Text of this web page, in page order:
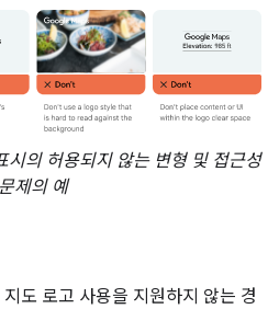
시의 허용되지 않는 변형 및 접근성
문제의 예
도 로고 사용을 지원하지 않는 경